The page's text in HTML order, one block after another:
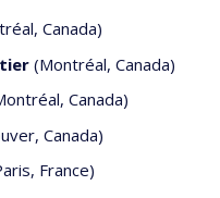
Canada)
(Montréal, Canada)
Canada)
Canada)
France)